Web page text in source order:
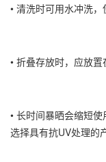
• 清洗时可用水冲洗
• 折叠存放时，应放
• 长时间暴晒会缩短
选择具有抗UV处理的